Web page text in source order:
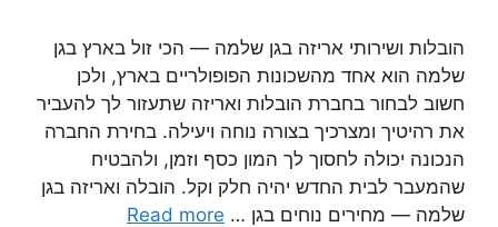
הובלות ושירותי אריזה בגן שלמה — הכי זול בארץ בגן
שלמה הוא אחד מהשכונות הפופולריים בארץ, ולכן
חשוב לבחור בחברת הובלות ואריזה שתעזור לך להעביר
את רהיטיך ומצרכיך בצורה נוחה ויעילה. בחירת החברה
הנכונה יכולה לחסוך לך המון כסף וזמן, ולהבטיח
שהמעבר לבית החדש יהיה חלק וקל. הובלה ואריזה בגן
שלמה — מחירים נוחים בגן … Read more